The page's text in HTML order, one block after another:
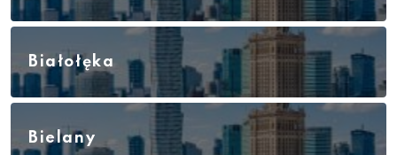
Białołęka
Bielany